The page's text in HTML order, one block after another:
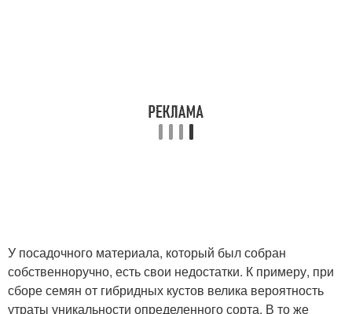
У посадочного материала, который был собран
собственноручно, есть свои недостатки. К примеру, при
сборе семян от гибридных кустов велика вероятность
утраты уникальности определенного сорта. В то же